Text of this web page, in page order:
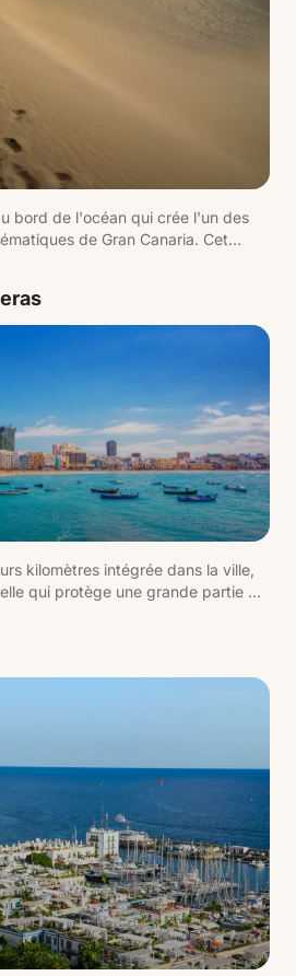
bord de l'océan qui crée l'un des
de Gran Canaria. Cet
kilomètres intégrée dans la ville,
qui protège une grande partie du